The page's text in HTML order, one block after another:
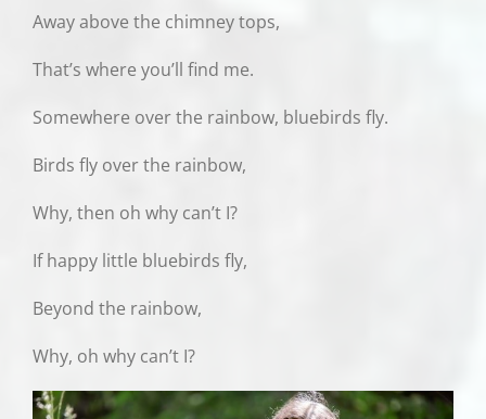
Away above the chimney tops,
That’s where you’ll find me.
Somewhere over the rainbow, bluebirds fly.
Birds fly over the rainbow,
Why, then oh why can’t I?
If happy little bluebirds fly,
Beyond the rainbow,
Why, oh why can’t I?